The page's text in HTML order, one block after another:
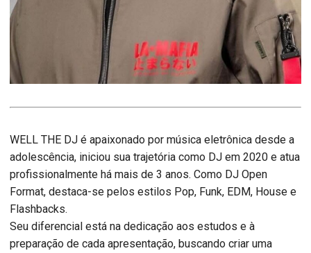
WELL THE DJ é apaixonado por música eletrônica desde a
adolescência, iniciou sua trajetória como DJ em 2020 e atua
profissionalmente há mais de 3 anos. Como DJ Open
Format, destaca-se pelos estilos Pop, Funk, EDM, House e
Flashbacks.
Seu diferencial está na dedicação aos estudos e à
preparação de cada apresentação, buscando criar uma